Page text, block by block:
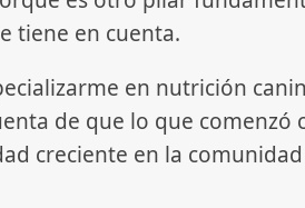
tiene en cuenta.
en nutrición
de que lo que comenzó
creciente en la comunidad